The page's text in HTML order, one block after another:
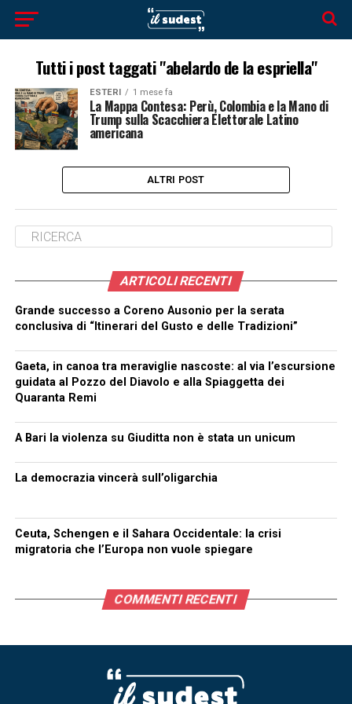
Tutti i post taggati "abelardo de la espriella"
ESTERI 1 mese fa
La Mappa Contesa: Perù, Colombia e la Mano di
Trump sulla Scacchiera Elettorale Latino
americana
ALTRI POST
ARTICOLI RECENTI
Grande successo a Coreno Ausonio per la serata
conclusiva di “Itinerari del Gusto e delle Tradizioni”
Gaeta, in canoa tra meraviglie nascoste: al via l’escursione
guidata al Pozzo del Diavolo e alla Spiaggetta dei
Quaranta Remi
A Bari la violenza su Giuditta non è stata un unicum
La democrazia vincerà sull’oligarchia
Ceuta, Schengen e il Sahara Occidentale: la crisi
migratoria che l’Europa non vuole spiegare
COMMENTI RECENTI